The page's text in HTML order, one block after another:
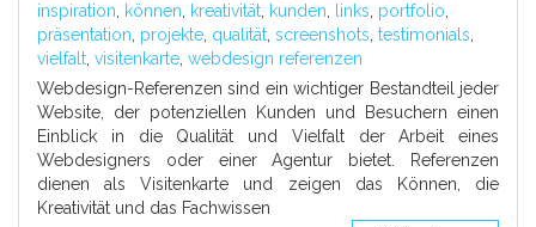
inspiration, können, kreativität, kunden, links, portfolio,
präsentation, projekte, qualität, screenshots, testimonials,
vielfalt, visitenkarte, webdesign referenzen
Webdesign-Referenzen sind ein wichtiger Bestandteil jeder
Website, der potenziellen Kunden und Besuchern einen
Einblick in die Qualität und Vielfalt der Arbeit eines
Webdesigners oder einer Agentur bietet. Referenzen
dienen als Visitenkarte und zeigen das Können, die
Kreativität und das Fachwissen